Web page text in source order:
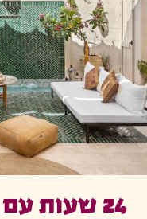
24 שעות